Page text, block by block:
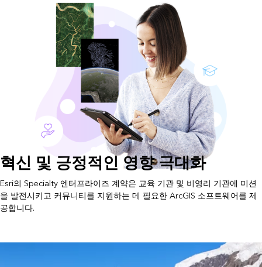
혁신 및 긍정적인 영향 극대화
Esri의 Specialty 엔터프라이즈 계약은 교육 기관 및 비영리 기관에 미션
을 발전시키고 커뮤니티를 지원하는 데 필요한 ArcGIS 소프트웨어를 제
공합니다.